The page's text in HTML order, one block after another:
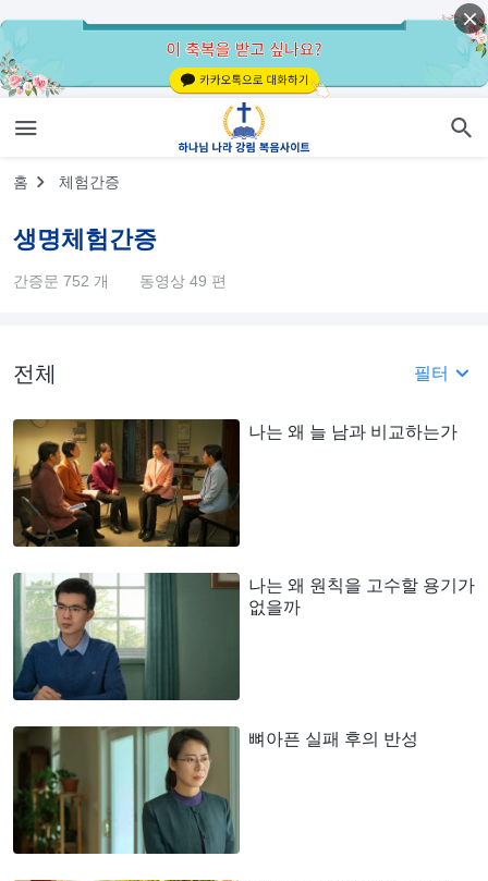
홈 체험간증
생명체험간증
간증문 752 개 동영상 49 편
전체 필터
나는 왜 늘 남과 비교하는가
나는 왜 원칙을 고수할 용기가
없을까
뼈아픈 실패 후의 반성